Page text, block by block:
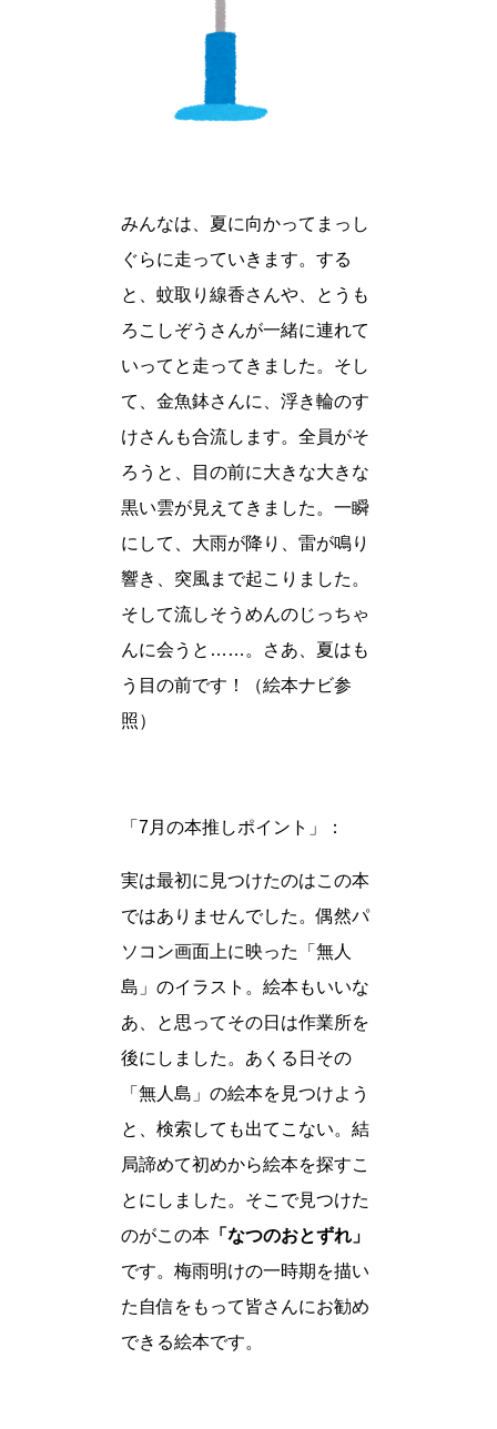
みんなは、夏に向かってまっし
ぐらに走っていきます。する
と、蚊取り線香さんや、とうも
ろこしぞうさんが一緒に連れて
いってと走ってきました。そし
て、金魚鉢さんに、浮き輪のす
けさんも合流します。全員がそ
ろうと、目の前に大きな大きな
黒い雲が見えてきました。一瞬
にして、大雨が降り、雷が鳴り
響き、突風まで起こりました。
そして流しそうめんのじっちゃ
んに会うと……。さあ、夏はも
う目の前です！（絵本ナビ参
照）
「7月の本推しポイント」：
実は最初に見つけたのはこの本
ではありませんでした。偶然パ
ソコン画面上に映った「無人
島」のイラスト。絵本もいいな
あ、と思ってその日は作業所を
後にしました。あくる日その
「無人島」の絵本を見つけよう
と、検索しても出てこない。結
局諦めて初めから絵本を探すこ
とにしました。そこで見つけた
のがこの本 「なつのおとずれ」
です。梅雨明けの一時期を描い
た自信をもって皆さんにお勧め
できる絵本です。